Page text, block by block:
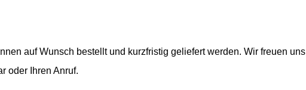
auf Wunsch bestellt und kurzfristig geliefert werden. Wir freuen uns
oder Ihren Anruf.